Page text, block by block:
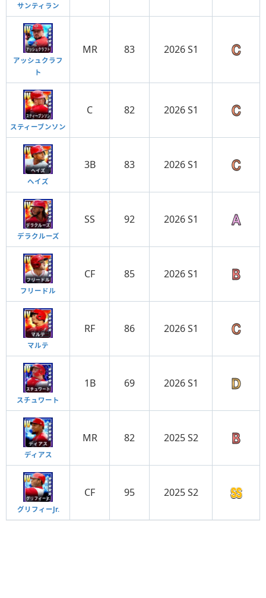
サンティラン
アッシュクラフ
ト
MR 83 2026 S1
スティーブンソン
C 82 2026 S1
ヘイズ
3B 83 2026 S1
デラクルーズ
SS 92 2026 S1
フリードル
CF 85 2026 S1
マルテ
RF 86 2026 S1
スチュワート
1B 69 2026 S1
ディアス
MR 82 2025 S2
グリフィーJr.
CF 95 2025 S2